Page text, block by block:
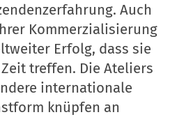
Auch
Kommerzialisierung
Erfolg, dass sie
treffen. Die Ateliers
internationale
knüpfen an